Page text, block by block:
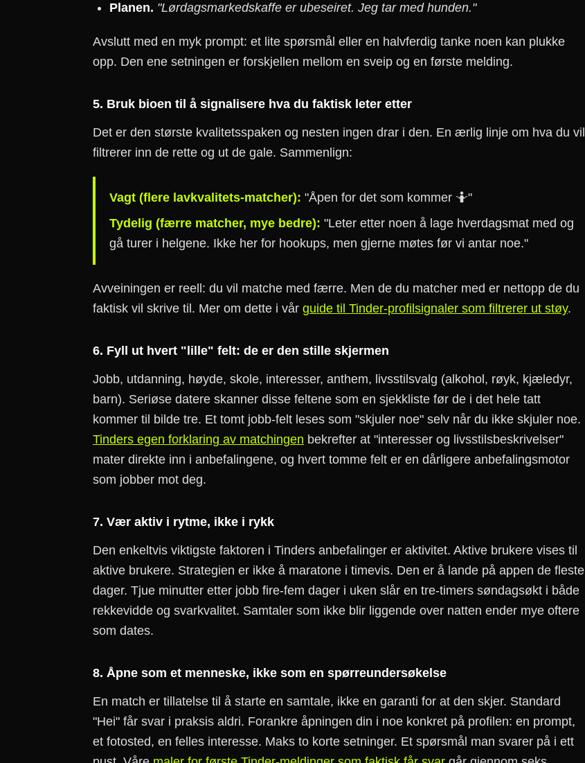
Planen. "Lørdagsmarkedskaffe er ubeseiret. Jeg tar med hunden."
Avslutt med en myk prompt: et lite spørsmål eller en halvferdig tanke noen kan plukke
opp. Den ene setningen er forskjellen mellom en sveip og en første melding.
5. Bruk bioen til å signalisere hva du faktisk leter etter
Det er den største kvalitetsspaken og nesten ingen drar i den. En ærlig linje om hva du vil
filtrerer inn de rette og ut de gale. Sammenlign:
Vagt (flere lavkvalitets-matcher): "Åpen for det som kommer 🤷"
Tydelig (færre matcher, mye bedre): "Leter etter noen å lage hverdagsmat med og
gå turer i helgene. Ikke her for hookups, men gjerne møtes før vi antar noe."
Avveiningen er reell: du vil matche med færre. Men de du matcher med er nettopp de du
faktisk vil skrive til. Mer om dette i vår guide til Tinder-profilsignaler som filtrerer ut støy.
6. Fyll ut hvert "lille" felt: de er den stille skjermen
Jobb, utdanning, høyde, skole, interesser, anthem, livsstilsvalg (alkohol, røyk, kjæledyr,
barn). Seriøse datere skanner disse feltene som en sjekkliste før de i det hele tatt
kommer til bilde tre. Et tomt jobb-felt leses som "skjuler noe" selv når du ikke skjuler noe.
Tinders egen forklaring av matchingen bekrefter at "interesser og livsstilsbeskrivelser"
mater direkte inn i anbefalingene, og hvert tomme felt er en dårligere anbefalingsmotor
som jobber mot deg.
7. Vær aktiv i rytme, ikke i rykk
Den enkeltvis viktigste faktoren i Tinders anbefalinger er aktivitet. Aktive brukere vises til
aktive brukere. Strategien er ikke å maratone i timevis. Den er å lande på appen de fleste
dager. Tjue minutter etter jobb fire-fem dager i uken slår en tre-timers søndagsøkt i både
rekkevidde og svarkvalitet. Samtaler som ikke blir liggende over natten ender mye oftere
som dates.
8. Åpne som et menneske, ikke som en spørreundersøkelse
En match er tillatelse til å starte en samtale, ikke en garanti for at den skjer. Standard
"Hei" får svar i praksis aldri. Forankre åpningen din i noe konkret på profilen: en prompt,
et fotosted, en felles interesse. Maks to korte setninger. Et spørsmål man svarer på i ett